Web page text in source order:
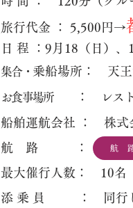
旅行代金 ： 5,500円→
日 程 ：9月18（日）、
集合・ 乗船場所： 天王
お食事場所 ： レス
船舶運航会社 ： 株式
航 路 ：
​最大催行人数： 10名
添 乗 員 ： 同行し
航